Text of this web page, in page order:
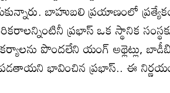
బాహుబలి ప్రయాణంలో
ప్రభాస్ ఒక స్థానిక
పొందలేని యంగ్ అథ్లెట్లు,
భావించిన ప్రభాస్.. ఈ నిర్ణయం